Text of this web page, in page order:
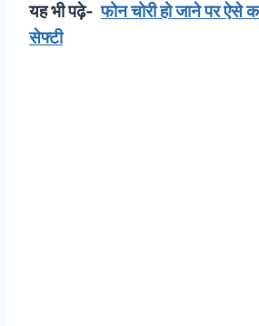
यह भी पढ़े-फोन चोरी हो जाने पर ऐसे
सेफ्टी